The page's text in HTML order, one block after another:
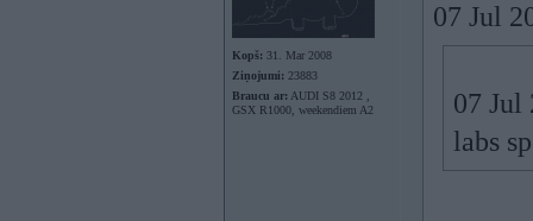
Kopš: 31. Mar 2008
Ziņojumi: 23883
Braucu ar: AUDI S8 2012 ,
GSX R1000, weekendiem A2
07 Jul
07 Jul
labs